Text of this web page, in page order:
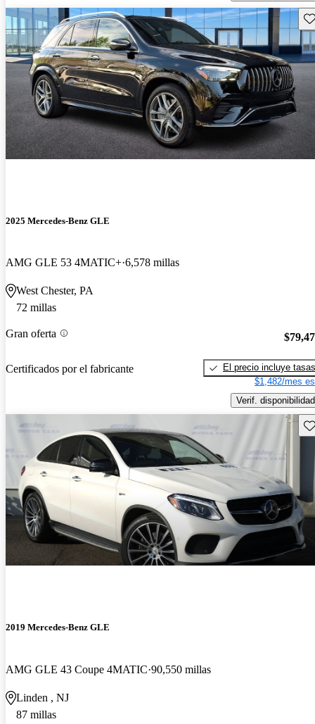
2025 Mercedes-Benz GLE
AMG GLE 53 4MATIC+ 6,578 millas
West Chester, PA
72 millas
Gran oferta
Certificados por el fabricante
El precio incluye tasas
$1,482/mes
Verif. disponibilidad
2019 Mercedes-Benz GLE
AMG GLE 43 Coupe 4MATIC 90,550 millas
Linden , NJ
87 millas